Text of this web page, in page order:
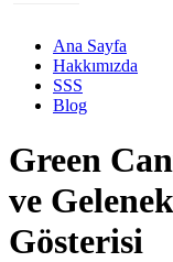
Ana Sayfa
Hakkımızda
SSS
Blog
Green
ve
Gösterisi